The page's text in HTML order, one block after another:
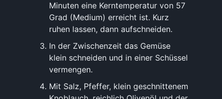
Minuten eine Kerntemperatur von 57
Grad (Medium) erreicht ist. Kurz
ruhen lassen, dann aufschneiden.
In der Zwischenzeit das Gemüse
klein schneiden und in einer Schüssel
vermengen.
Mit Salz, Pfeffer, klein geschnittenem